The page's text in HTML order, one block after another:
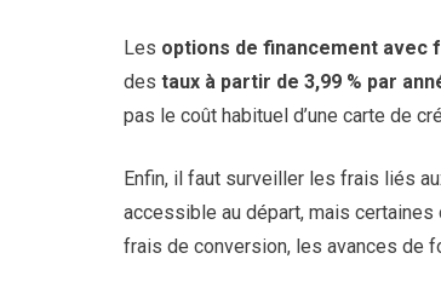
Les options de financement avec
des taux à partir de 3,99 % par
pas le coût habituel d’une carte de
Enfin, il faut surveiller les frais liés
accessible au départ, mais
frais de conversion, les avances de